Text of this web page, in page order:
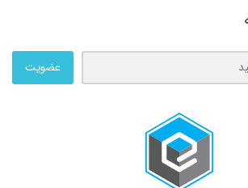
عضویت